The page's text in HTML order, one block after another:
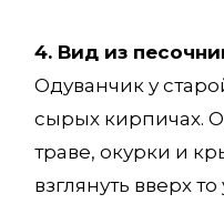
4. Вид из
Одуванчик у
сырых кирпичах.
траве, окурки и
взглянуть вверх